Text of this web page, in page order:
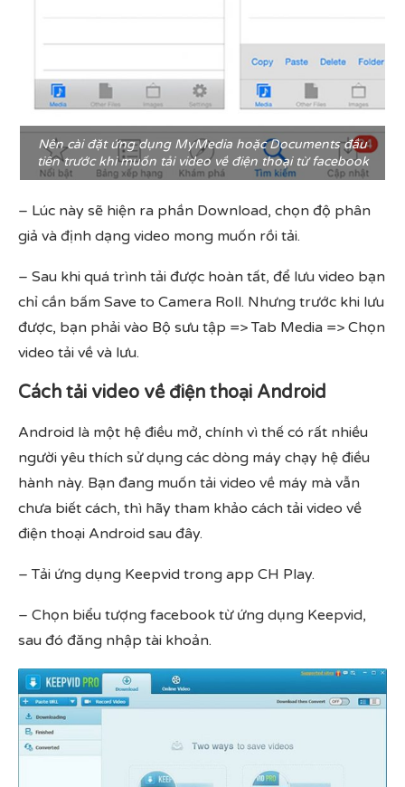
Nên cài đặt ứng dụng MyMedia hoặc Documents đầu
tiên trước khi muốn tải video về điện thoại từ facebook
– Lúc này sẽ hiện ra phần Download, chọn độ phân
giả và định dạng video mong muốn rồi tải.
– Sau khi quá trình tải được hoàn tất, để lưu video bạn
chỉ cần bấm Save to Camera Roll. Nhưng trước khi lưu
được, bạn phải vào Bộ sưu tập => Tab Media => Chọn
video tải về và lưu.
Cách tải video về điện thoại Android
Android là một hệ điều mở, chính vì thế có rất nhiều
người yêu thích sử dụng các dòng máy chạy hệ điều
hành này. Bạn đang muốn tải video về máy mà vẫn
chưa biết cách, thì hãy tham khảo cách tải video về
điện thoại Android sau đây.
– Tải ứng dụng Keepvid trong app CH Play.
– Chọn biểu tượng facebook từ ứng dụng Keepvid,
sau đó đăng nhập tài khoản.